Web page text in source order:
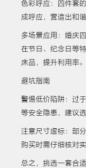
色彩呼应：四件套
成呼应，营造出和
多场景应用：婚庆
在节日、纪念日等
床品，提升利用率。
避坑指南
警惕低价陷阱：过
等安全隐患，建议
注意尺寸虚标：部
购买时需仔细核对
总之，挑选一套合